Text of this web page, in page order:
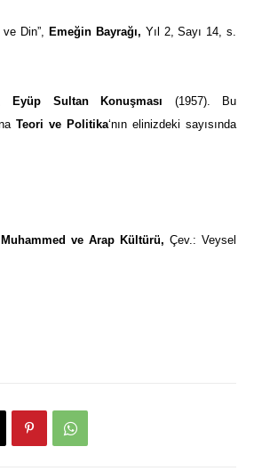
Din”, Emeğin Bayrağı, Yıl 2, Sayı 14, s.
Eyüp Sultan Konuşması (1957). Bu
Teori ve Politika‘nın elinizdeki sayısında
ve Arap Kültürü, Çev.: Veysel